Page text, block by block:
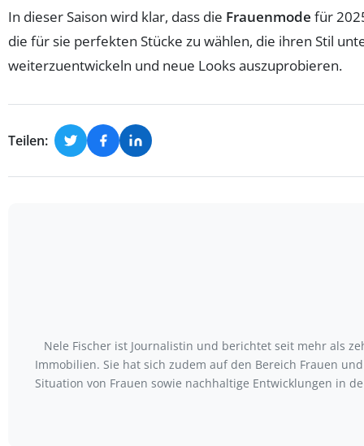
In dieser Saison wird klar, dass die Frauenmode für
die für sie perfekten Stücke zu wählen, die ihren Stil
weiterzuentwickeln und neue Looks auszuprobieren.
Teilen:
Nele Fischer ist Journalistin und berichtet seit mehr als
Immobilien. Sie hat sich zudem auf den Bereich Frauen
Situation von Frauen sowie nachhaltige Entwicklungen in